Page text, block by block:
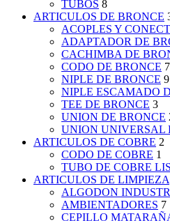
TUBOS 8
ARTICULOS DE BRONCE
ACOPLES Y
ADAPTADOR DE
CACHIMBA DE
CODO DE BRONCE 7
NIPLE DE BRONCE 9
NIPLE ESCAMADO
TEE DE BRONCE 3
UNION DE BRONCE
UNION UNIVERSAL
ARTICULOS DE COBRE 2
CODO DE COBRE 1
TUBO DE COBRE
ARTICULOS DE LIMPIEZA
ALGODON
AMBIENTADORES 7
CEPILLO